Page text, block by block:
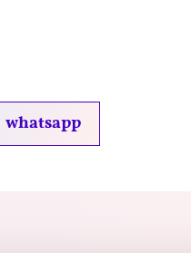
whatsapp